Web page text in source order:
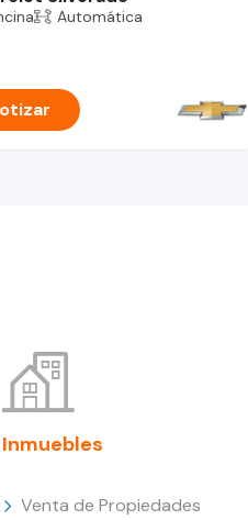
Automática
Inmuebles
Venta de Propiedades